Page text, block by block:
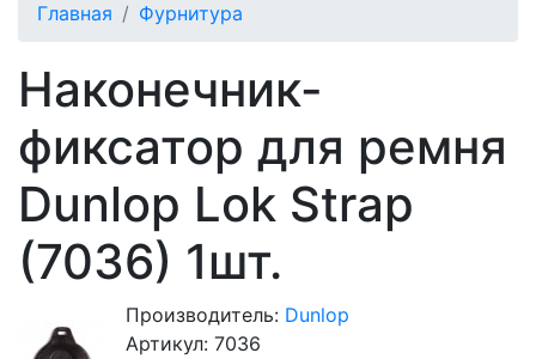
Главная Фурнитура
Наконечник-
фиксатор для ремня
Dunlop Lok Strap
(7036) 1шт.
Производитель: Dunlop
Артикул: 7036